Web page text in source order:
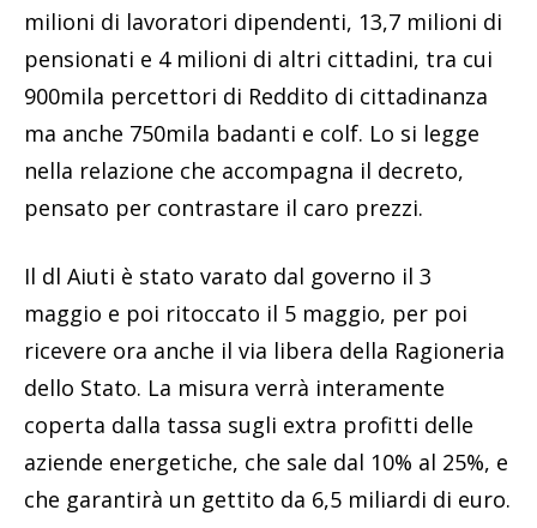
milioni di lavoratori dipendenti, 13,7 milioni di
pensionati e 4 milioni di altri cittadini, tra cui
900mila percettori di Reddito di cittadinanza
ma anche 750mila badanti e colf. Lo si legge
nella relazione che accompagna il decreto,
pensato per contrastare il caro prezzi.
Il dl Aiuti è stato varato dal governo il 3
maggio e poi ritoccato il 5 maggio, per poi
ricevere ora anche il via libera della Ragioneria
dello Stato. La misura verrà interamente
coperta dalla tassa sugli extra profitti delle
aziende energetiche, che sale dal 10% al 25%, e
che garantirà un gettito da 6,5 miliardi di euro.